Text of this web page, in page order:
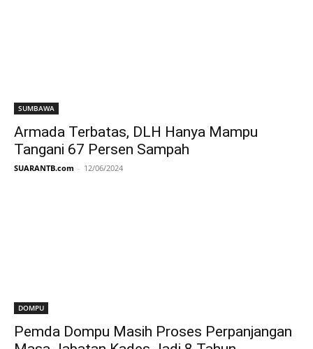
SUMBAWA
Armada Terbatas, DLH Hanya Mampu
Tangani 67 Persen Sampah
SUARANTB.com - 12/06/2024
DOMPU
Pemda Dompu Masih Proses Perpanjangan